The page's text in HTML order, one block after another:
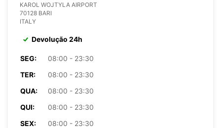
KAROL WOJTYLA AIRPORT
70128 BARI
ITALY
Devolução 24h
SEG:
08:00 - 23:30
TER:
08:00 - 23:30
QUA:
08:00 - 23:30
QUI:
08:00 - 23:30
SEX:
08:00 - 23:30